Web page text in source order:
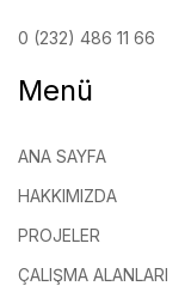
0 (232) 486 11 66
Menü
ANA SAYFA
HAKKIMIZDA
PROJELER
ÇALIŞMA ALANLARI